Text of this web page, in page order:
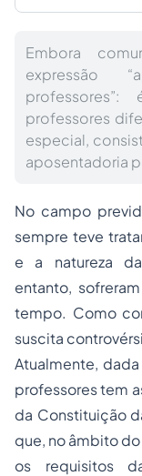
Embora
expressão
professores
especial,
aposentadoria
No campo
sempre teve
e a natureza
entanto,
tempo. Como
suscita
Atualmente,
professores tem
da Constituição
que, no âmbito
os requisitos